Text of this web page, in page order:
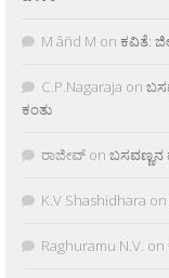
M âñd M on ಕವಿತೆ:
C.P.Nagaraja on
ಕಂತು
ರಾಜೀವ್ on ಬಸವಣ್ಣನ
K.V Shashidhara on
Raghuramu N.V. on